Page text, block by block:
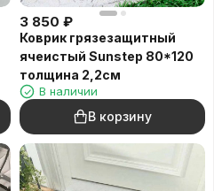
3 850 ₽
Коврик грязезащитный
ячеистый Sunstep 80*120
толщина 2,2см
В наличии
В корзину